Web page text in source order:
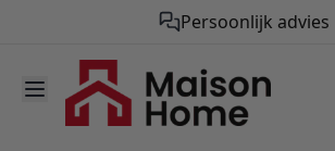
Persoonlijk advies
9.9/10
Ga naar de inhoud